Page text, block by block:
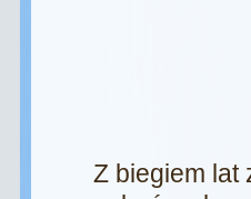
Z biegiem lat